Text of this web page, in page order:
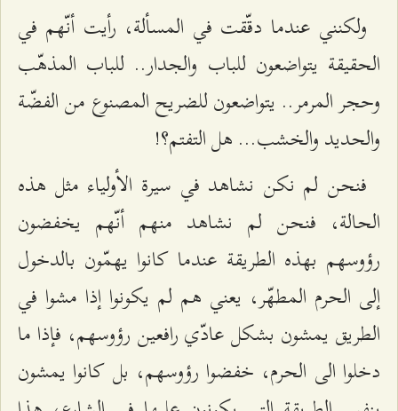
ولكنني عندما دقّقت في المسألة، رأيت أنّهم في
الحقيقة يتواضعون للباب والجدار.. للباب المذهّب
وحجر المرمر.. يتواضعون للضريح المصنوع من الفضّة
والحديد والخشب... هل التفتم؟!
فنحن لم نكن نشاهد في سيرة الأولياء مثل هذه
الحالة، فنحن لم نشاهد منهم أنّهم يخفضون
رؤوسهم بهذه الطريقة عندما كانوا يهمّون بالدخول
إلى الحرم المطهّر، يعني هم لم يكونوا إذا مشوا في
الطريق يمشون بشكل عادّي رافعين رؤوسهم، فإذا ما
دخلوا الى الحرم، خفضوا رؤوسهم، بل كانوا يمشون